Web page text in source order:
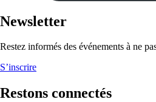
Newsletter
Restez informés des événements à ne
S’inscrire
Restons connectés